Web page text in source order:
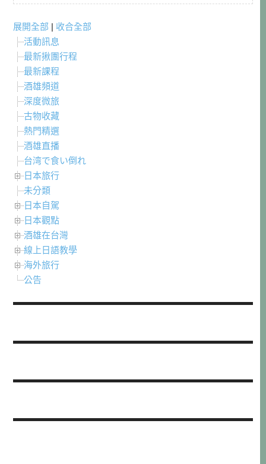
展開全部 | 收合全部
活動訊息
最新揪團行程
最新課程
酒雄頻道
深度微旅
古物收藏
熱門精選
酒雄直播
台湾で食い倒れ
日本旅行
未分類
日本自駕
日本觀點
酒雄在台灣
線上日語教學
海外旅行
公告